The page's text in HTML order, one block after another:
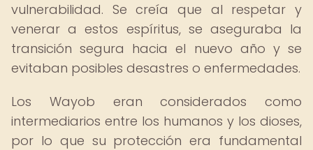
vulnerabilidad. Se creía que al respetar y
venerar a estos espíritus, se aseguraba la
transición segura hacia el nuevo año y se
evitaban posibles desastres o enfermedades.
Los Wayob eran considerados como
intermediarios entre los humanos y los dioses,
por lo que su protección era fundamental